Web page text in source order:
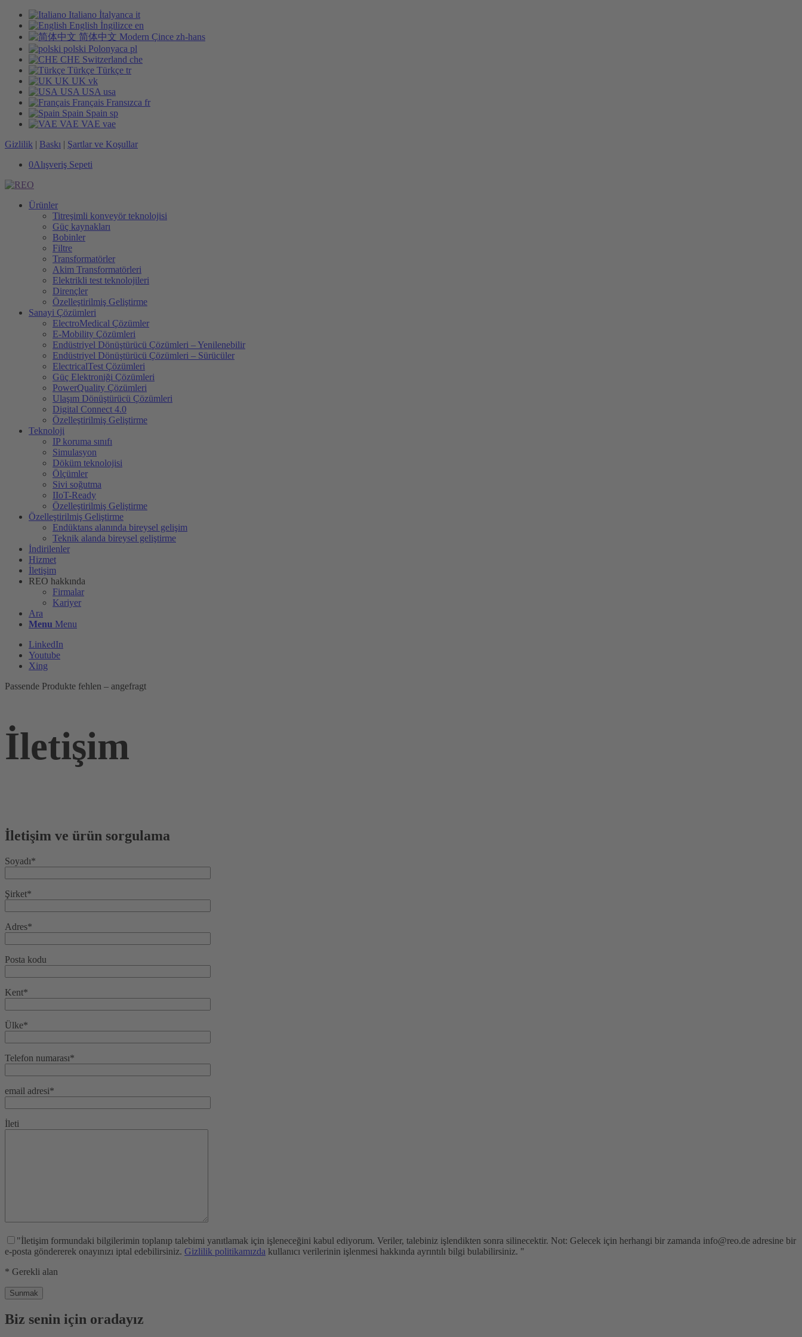
Italiano İtalyanca it
English İngilizce en
简体中文 Modern Çince zh-hans
polski Polonyaca pl
CHE Switzerland che
Türkçe Türkçe tr
UK UK vk
USA USA usa
Français Fransızca fr
Spain Spain sp
VAE VAE vae
Gizlilik | Baskı | Şartlar ve Koşullar
0Alışveriş Sepeti
Ürünler
Titreşimli konveyör teknolojisi
Güç kaynakları
Bobinler
Filtre
Transformatörler
Akim Transformatörleri
Elektrikli test teknolojileri
Dirençler
Özelleştirilmiş Geliştirme
Sanayi Çözümleri
ElectroMedical Çözümler
E-Mobility Çözümleri
Endüstriyel Dönüştürücü Çözümleri – Yenilenebilir
Endüstriyel Dönüştürücü Çözümleri – Sürücüler
ElectricalTest Çözümleri
Güç Elektroniği Çözümleri
PowerQuality Çözümleri
Ulaşım Dönüştürücü Çözümleri
Digital Connect 4.0
Özelleştirilmiş Geliştirme
Teknoloji
IP koruma sınıfı
Simulasyon
Döküm teknolojisi
Ölçümler
Sivi soğutma
IIoT-Ready
Özelleştirilmiş Geliştirme
Özelleştirilmiş Geliştirme
Endüktans alanında bireysel gelişim
Teknik alanda bireysel geliştirme
İndirilenler
Hizmet
İletişim
REO hakkında
Firmalar
Kariyer
Ara
Menu Menu
LinkedIn
Youtube
Xing
Passende Produkte fehlen – angefragt
İletişim
İletişim ve ürün sorgulama
Soyadı*
Şirket*
Adres*
Posta kodu
Kent*
Ülke*
Telefon numarası*
email adresi*
İleti
"İletişim formundaki bilgilerimin toplanıp talebimi yanıtlamak için işleneceğini kabul ediyorum. Veriler, talebiniz işlendikten sonra silinecektir. Not: Gelecek için herhangi bir zamanda info@reo.de adresine bir
e-posta göndererek onayınızı iptal edebilirsiniz. Gizlilik politikamızda kullanıcı verilerinin işlenmesi hakkında ayrıntılı bilgi bulabilirsiniz. "
* Gerekli alan
Biz senin için oradayız